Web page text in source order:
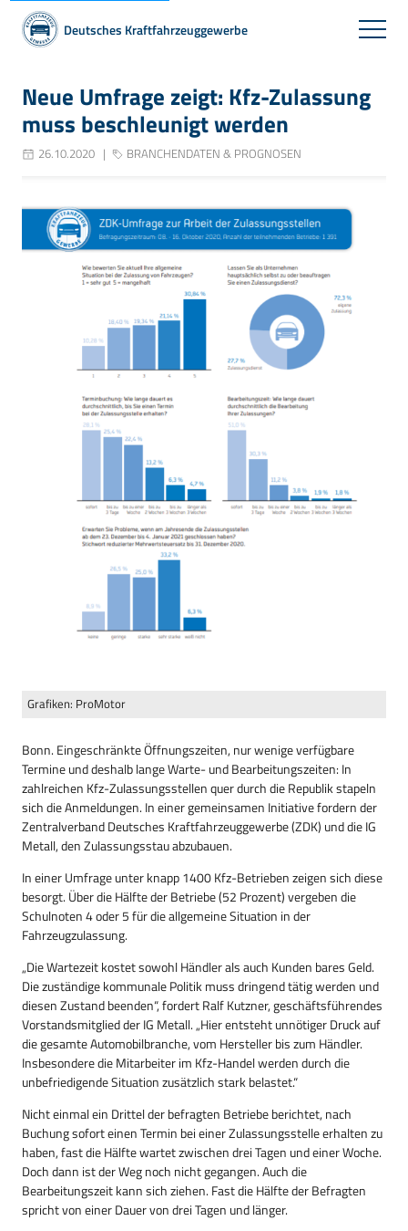
Deutsches Kraftfahrzeuggewerbe
Neue Umfrage zeigt: Kfz-Zulassung
muss beschleunigt werden
26.10.2020 BRANCHENDATEN & PROGNOSEN
Grafiken: ProMotor
Bonn. Eingeschränkte Öffnungszeiten, nur wenige verfügbare
Termine und deshalb lange Warte- und Bearbeitungszeiten: In
zahlreichen Kfz-Zulassungsstellen quer durch die Republik stapeln
sich die Anmeldungen. In einer gemeinsamen Initiative fordern der
Zentralverband Deutsches Kraftfahrzeuggewerbe (ZDK) und die IG
Metall, den Zulassungsstau abzubauen.
In einer Umfrage unter knapp 1400 Kfz-Betrieben zeigen sich diese
besorgt. Über die Hälfte der Betriebe (52 Prozent) vergeben die
Schulnoten 4 oder 5 für die allgemeine Situation in der
Fahrzeugzulassung.
„Die Wartezeit kostet sowohl Händler als auch Kunden bares Geld.
Die zuständige kommunale Politik muss dringend tätig werden und
diesen Zustand beenden“, fordert Ralf Kutzner, geschäftsführendes
Vorstandsmitglied der IG Metall. „Hier entsteht unnötiger Druck auf
die gesamte Automobilbranche, vom Hersteller bis zum Händler.
Insbesondere die Mitarbeiter im Kfz-Handel werden durch die
unbefriedigende Situation zusätzlich stark belastet.“
Nicht einmal ein Drittel der befragten Betriebe berichtet, nach
Buchung sofort einen Termin bei einer Zulassungsstelle erhalten zu
haben, fast die Hälfte wartet zwischen drei Tagen und einer Woche.
Doch dann ist der Weg noch nicht gegangen. Auch die
Bearbeitungszeit kann sich ziehen. Fast die Hälfte der Befragten
spricht von einer Dauer von drei Tagen und länger.